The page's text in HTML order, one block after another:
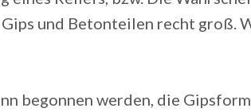
und Betonteilen recht groß.
begonnen werden, die